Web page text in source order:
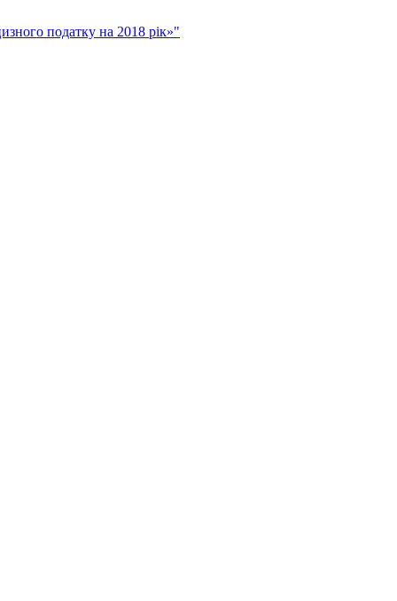
податку на 2018 рік»"